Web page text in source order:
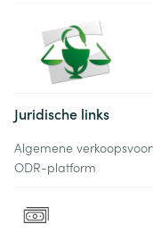
Juridische links
Algemene
ODR-platform